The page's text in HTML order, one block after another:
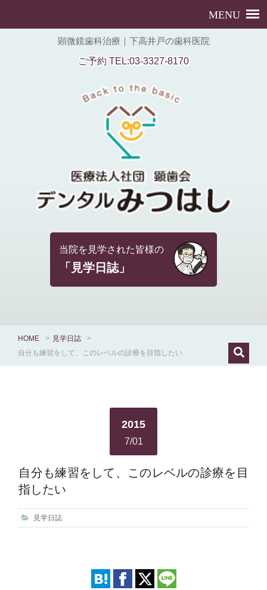
顕微鏡歯科治療｜下高井戸の歯科医院
ご予約 TEL:03-3327-8170
当院を見学された皆様の
「見学日誌」
HOME > 見学日誌
>
自分も練習をして、このレベルの診療を目指したい
2015
7/01
自分も練習をして、このレベルの診療を目
指したい
見学日誌